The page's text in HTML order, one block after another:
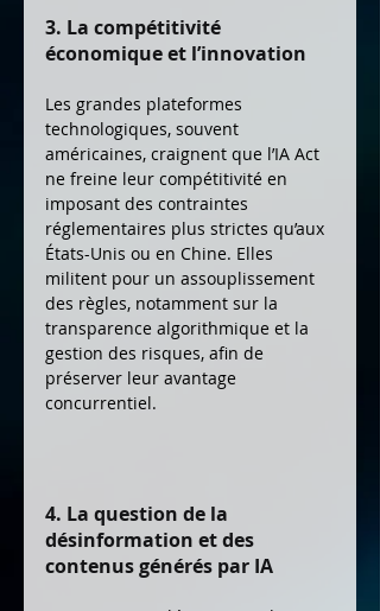
3. La compétitivité
économique et l’innovation
Les grandes plateformes
technologiques, souvent
américaines, craignent que l’IA Act
ne freine leur compétitivité en
imposant des contraintes
réglementaires plus strictes qu’aux
États-Unis ou en Chine. Elles
militent pour un assouplissement
des règles, notamment sur la
transparence algorithmique et la
gestion des risques, afin de
préserver leur avantage
concurrentiel.
4. La question de la
désinformation et des
contenus générés par IA